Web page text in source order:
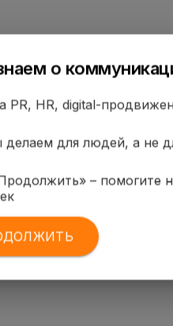
о
PR, HR, digital-
для людей, а не
– помогите